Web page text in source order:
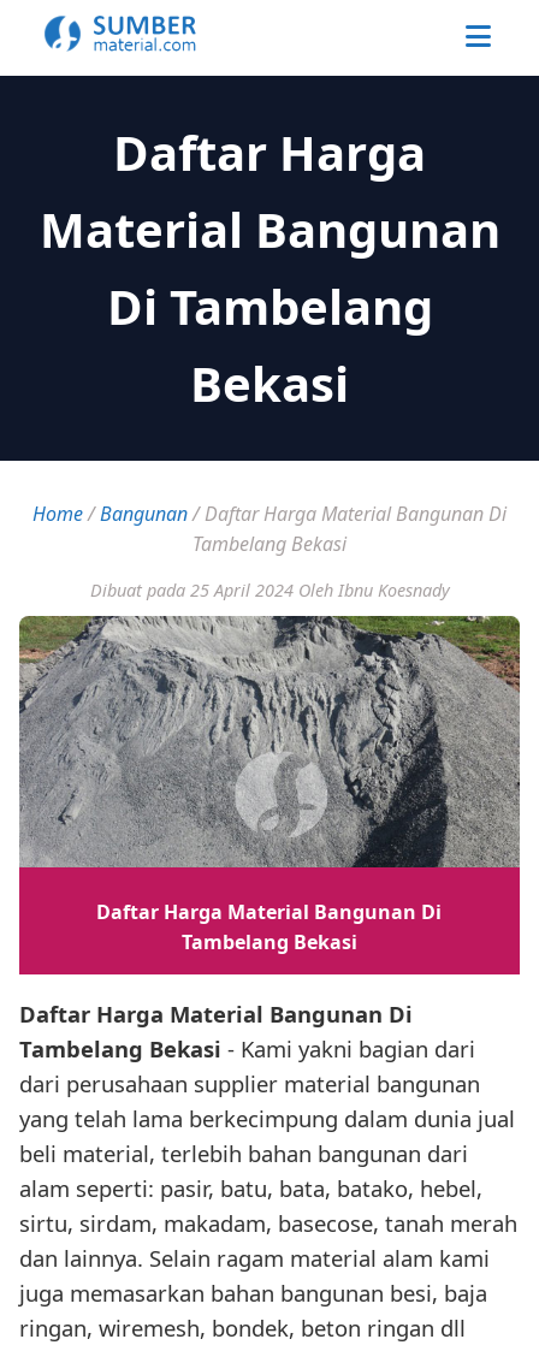
Daftar Harga
Material Bangunan
Di Tambelang
Bekasi
Home/Bangunan/Daftar Harga Material Bangunan Di
Tambelang Bekasi
Dibuat pada 25 April 2024 Oleh Ibnu Koesnady
Daftar Harga Material Bangunan Di
Tambelang Bekasi
Daftar Harga Material Bangunan Di
Tambelang Bekasi - Kami yakni bagian dari
dari perusahaan supplier material bangunan
yang telah lama berkecimpung dalam dunia jual
beli material, terlebih bahan bangunan dari
alam seperti: pasir, batu, bata, batako, hebel,
sirtu, sirdam, makadam, basecose, tanah merah
dan lainnya. Selain ragam material alam kami
juga memasarkan bahan bangunan besi, baja
ringan, wiremesh, bondek, beton ringan dll